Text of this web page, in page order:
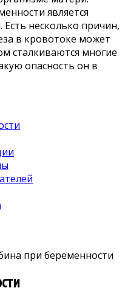
является
несколько причин,
в кровотоке может
сталкиваются многие
опасность он в